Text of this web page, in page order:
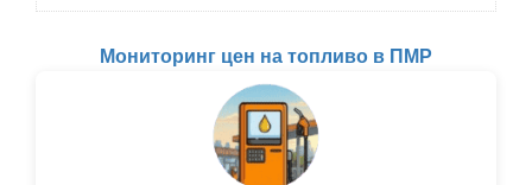
Мониторинг цен на топливо в ПМР